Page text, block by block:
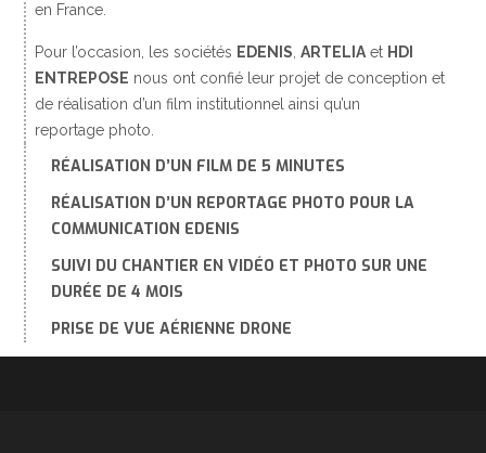
en France.
Pour l’occasion, les sociétés EDENIS ,ARTELIA et HDI
ENTREPOSE nous ont confié leur projet de conception et
de réalisation d’un film institutionnel ainsi qu’un
reportage photo.
RÉALISATION D’UN FILM DE 5 MINUTES
RÉALISATION D’UN REPORTAGE PHOTO POUR LA
COMMUNICATION EDENIS
SUIVI DU CHANTIER EN VIDÉO ET PHOTO SUR UNE
DURÉE DE 4 MOIS
PRISE DE VUE AÉRIENNE DRONE